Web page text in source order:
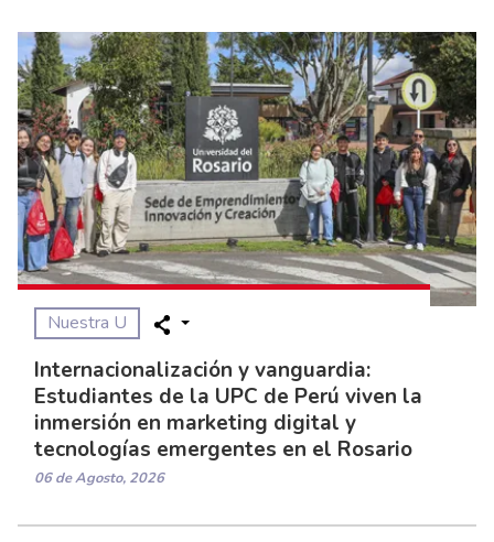
Nuestra U
Internacionalización y vanguardia:
Estudiantes de la UPC de Perú viven la
inmersión en marketing digital y
tecnologías emergentes en el Rosario
06 de Agosto, 2026